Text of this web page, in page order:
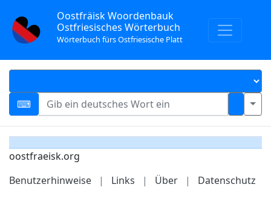
Oostfräisk Woordenbauk
Ostfriesisches Wörterbuch
Wörterbuch fürs Ostfriesische Platt
oostfraeisk.org
Benutzerhinweise
| Links | Über | Datenschutz